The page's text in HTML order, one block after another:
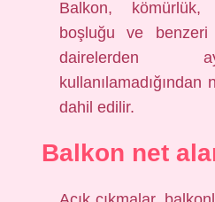
Balkon,
boşluğu ve
dairelerden
kullanılamadığından
dahil edilir.
Balkon net